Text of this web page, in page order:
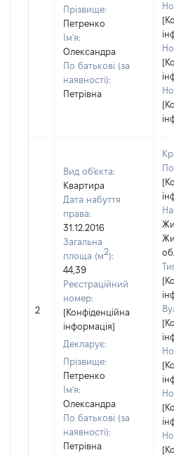
Прізвище:
Петренко
Ім'я:
Олександра
По батькові (за
наявності):
Петрівна
2
Вид об'єкта:
Квартира
Дата набуття
права:
31.12.2016
Загальна
площа (м2):
44,39
Реєстраційний
номер:
[Конфіденційна
інформація]
Декларує:
Прізвище:
Петренко
Ім'я:
Олександра
По батькові (за
наявності):
Петрівна